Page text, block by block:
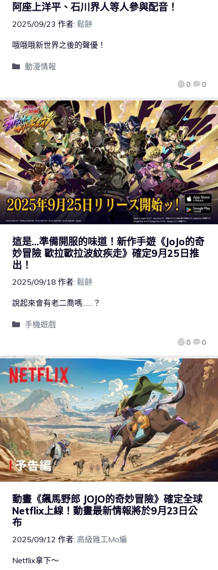
阿座上洋平、石川界人等人參與配音！
2025/09/23 作者: 鬆餅
0 0
哦哦哦新世界之後的聲優！
動漫情報
這是…準備開服的味道！新作手遊《JoJo的奇
妙冒險 歐拉歐拉波紋疾走》確定9月25日推
出！
2025/09/18 作者: 鬆餅
0 0
說起來會有老二喬嗎……？
手機遊戲
動畫《飆馬野郎 JOJO的奇妙冒險》確定全球
Netflix上線！動畫最新情報將於9月23日公
布
2025/09/12 作者: 高級雜工Mo編
Netflix拿下～